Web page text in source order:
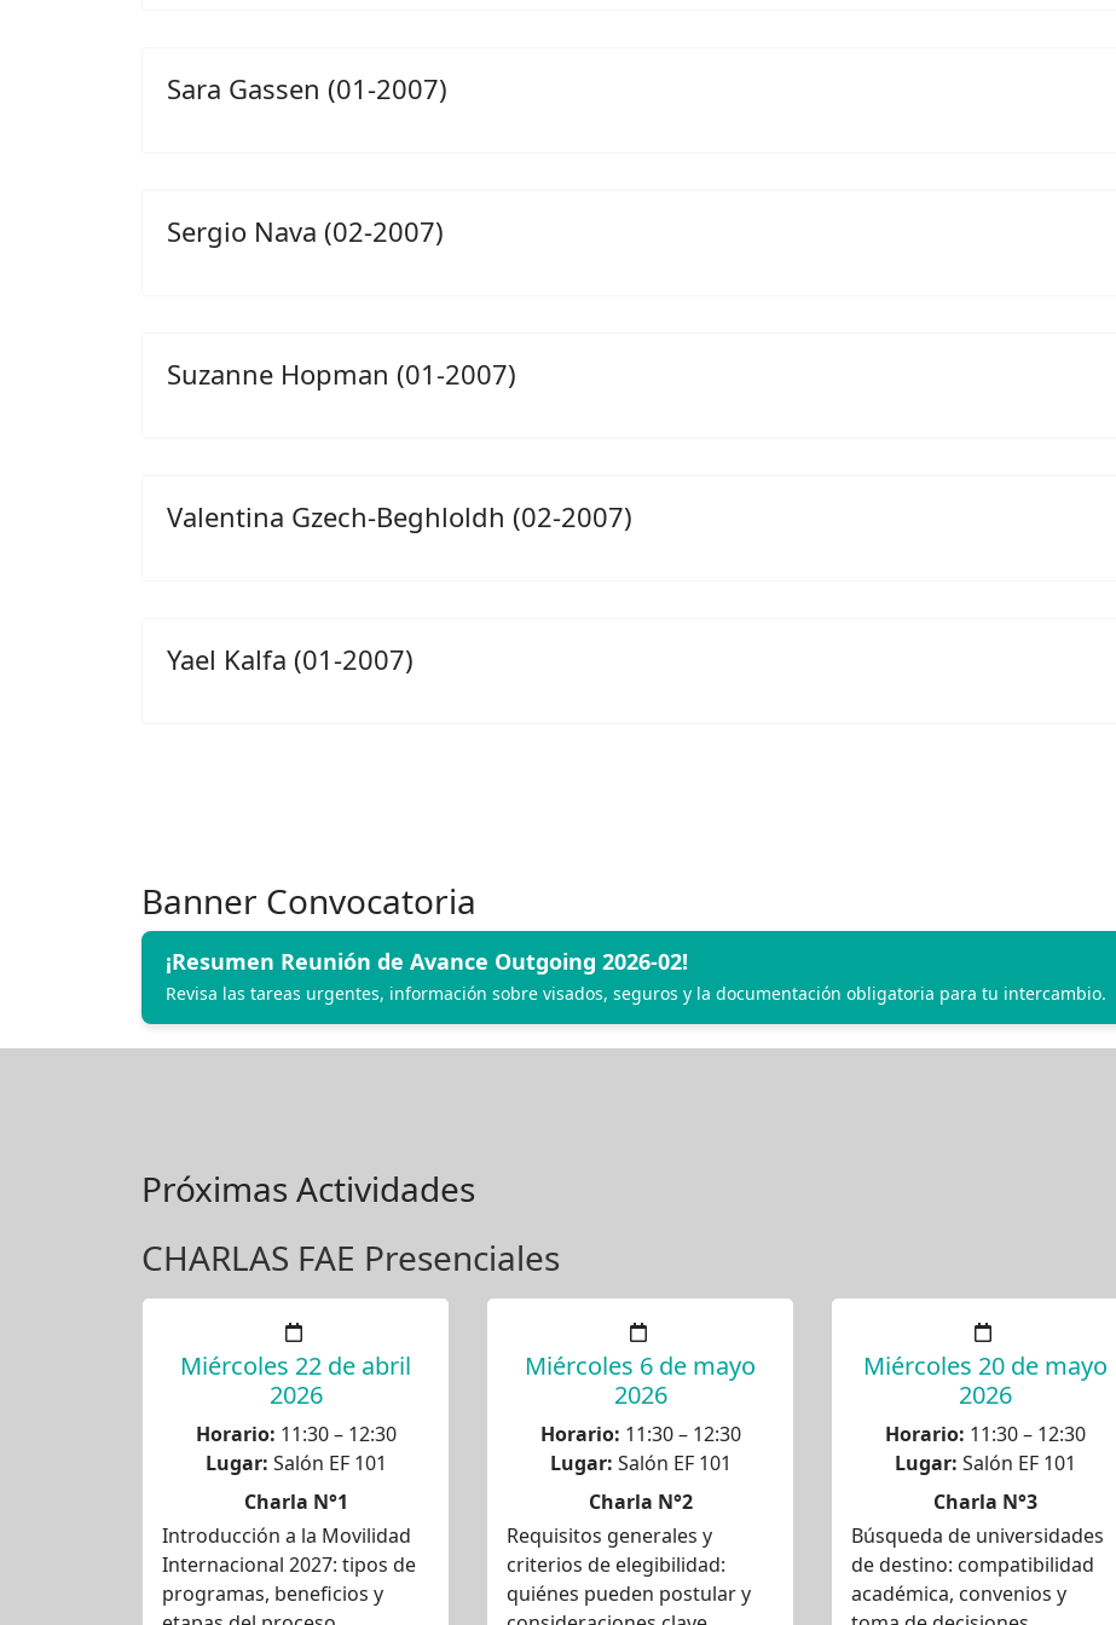
Sara Gassen (01-2007)
Sergio Nava (02-2007)
Suzanne Hopman (01-2007)
Valentina Gzech-Beghloldh (02-2007)
Yael Kalfa (01-2007)
Banner Convocatoria
¡Resumen Reunión de Avance Outgoing 2026-02!
Revisa las tareas urgentes, información sobre visados, seguros y la documentación obligatoria para tu intercambio.
Próximas Actividades
CHARLAS FAE Presenciales
Miércoles 22 de abril
2026
Horario: 11:30 – 12:30
Lugar: Salón EF 101
Charla N°1
Introducción a la Movilidad
Internacional 2027: tipos de
programas, beneficios y
Miércoles 6 de mayo
2026
Horario: 11:30 – 12:30
Lugar: Salón EF 101
Charla N°2
Requisitos generales y
criterios de elegibilidad:
quiénes pueden postular y
Miércoles 20 de mayo
2026
Horario: 11:30 – 12:30
Lugar: Salón EF 101
Charla N°3
Búsqueda de universidades
de destino: compatibilidad
académica, convenios y